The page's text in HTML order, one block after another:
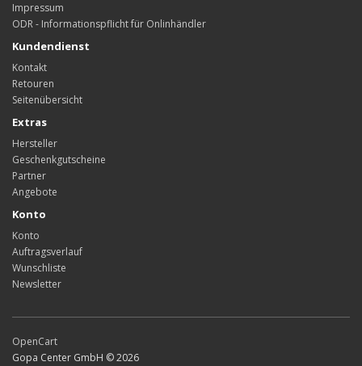
Impressum
ODR - Informationspflicht für Onlinhändler
Kundendienst
Kontakt
Retouren
Seitenübersicht
Extras
Hersteller
Geschenkgutscheine
Partner
Angebote
Konto
Konto
Auftragsverlauf
Wunschliste
Newsletter
OpenCart
Gopa Center GmbH © 2026